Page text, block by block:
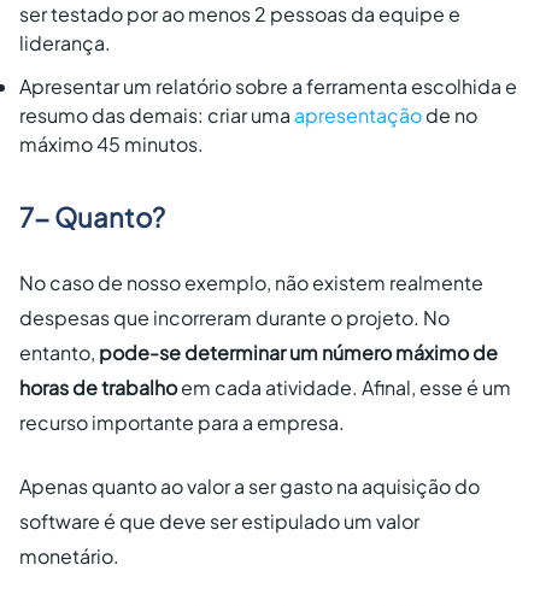
ser testado por ao menos 2 pessoas da equipe e
liderança.
Apresentar um relatório sobre a ferramenta escolhida e
resumo das demais: criar uma apresentaçãode no
máximo 45 minutos.
7- Quanto?
No caso de nosso exemplo, não existem realmente
despesas que incorreram durante o projeto. No
entanto, pode-se determinar um número máximo de
horas de trabalhoem cada atividade. Afinal, esse é um
recurso importante para a empresa.
Apenas quanto ao valor a ser gasto na aquisição do
software é que deve ser estipulado um valor
monetário.